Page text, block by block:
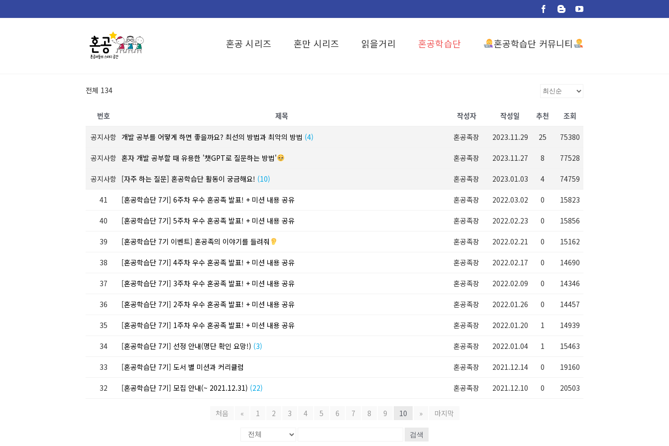
to
Facebook
BloggerYouTube
혼공 시리즈 혼만 시리즈 읽을거리 혼공학습단 혼공학습단 커뮤니티
전체 134
번호 제목 작성자 작성일 추천 조회
공지사항 개발 공부를 어떻게 하면 좋을까요? 최선의 방법과 최악의 방법 (4) 혼공족장 2023.11.29 25 75380
공지사항 혼자 개발 공부할 때 유용한 '챗GPT로 질문하는 방법' 혼공족장 2023.11.27 8 77528
공지사항 [자주 하는 질문] 혼공학습단 활동이 궁금해요! (10) 혼공족장 2023.01.03 4 74759
41 [혼공학습단 7기] 6주차 우수 혼공족 발표! + 미션 내용 공유 혼공족장 2022.03.02 0 15823
40 [혼공학습단 7기] 5주차 우수 혼공족 발표! + 미션 내용 공유 혼공족장 2022.02.23 0 15856
39 [혼공학습단 7기 이벤트] 혼공족의 이야기를 들려줘 혼공족장 2022.02.21 0 15162
38 [혼공학습단 7기] 4주차 우수 혼공족 발표! + 미션 내용 공유 혼공족장 2022.02.17 0 14690
37 [혼공학습단 7기] 3주차 우수 혼공족 발표! + 미션 내용 공유 혼공족장 2022.02.09 0 14346
36 [혼공학습단 7기] 2주차 우수 혼공족 발표! + 미션 내용 공유 혼공족장 2022.01.26 0 14457
35 [혼공학습단 7기] 1주차 우수 혼공족 발표! + 미션 내용 공유 혼공족장 2022.01.20 1 14939
34 [혼공학습단 7기] 선정 안내(명단 확인 요망!) (3) 혼공족장 2022.01.04 1 15463
33 [혼공학습단 7기] 도서 별 미션과 커리큘럼 혼공족장 2021.12.14 0 19160
32 [혼공학습단 7기] 모집 안내(~ 2021.12.31) (22) 혼공족장 2021.12.10 0 20503
처음 « 1 2 3 4 5 6 7 8 9 10 » 마지막
검색